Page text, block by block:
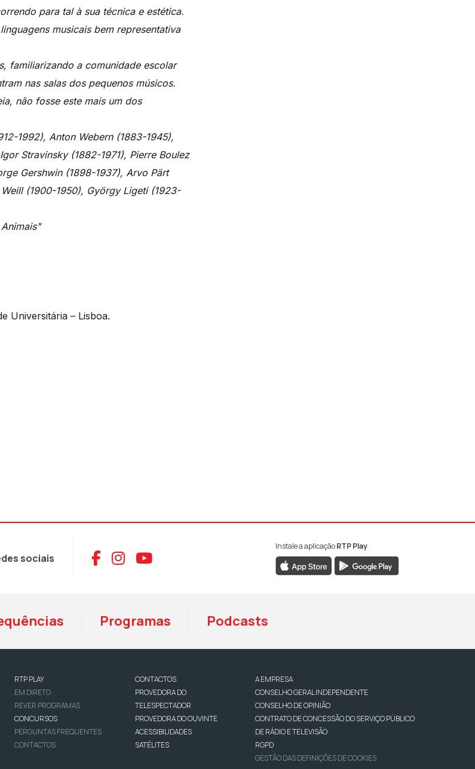
para tal à sua técnica e estética.
musicais bem representativa
familiarizando a comunidade escolar
nas salas dos pequenos músicos.
não fosse este mais um dos
1992), Anton Webern (1883-1945),
Stravinsky (1882-1971), Pierre Boulez
Gershwin (1898-1937), Arvo Pärt
(1900-1950), György Ligeti (1923-
Universitária – Lisboa.
sociais Aceder ao Facebook da RTP Antena 1
Aceder ao Instagram da RTP Antena 1
Aceder ao YouTube da RTP Antena 1
Instale a aplicaçãoRTP Play
Programas Podcasts
RTP PLAY
EM DIRETO
REVER PROGRAMAS
CONCURSOS
PERGUNTAS FREQUENTES
CONTACTOS
CONTACTOS
PROVEDORA DO
TELESPECTADOR
PROVEDORA DO OUVINTE
ACESSIBILIDADES
SATÉLITES
A EMPRESA
CONSELHO GERAL INDEPENDENTE
CONSELHO DE OPINIÃO
CONTRATO DE CONCESSÃO DO SERVIÇO PÚBLICO
DE RÁDIO E TELEVISÃO
RGPD
GESTÃO DAS DEFINIÇÕES DE COOKIES